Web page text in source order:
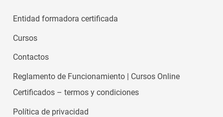
Entidad formadora certificada
Cursos
Contactos
Reglamento de Funcionamiento | Cursos Online
Certificados – termos y condiciones
Política de privacidad